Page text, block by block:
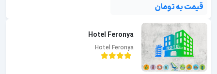
قیمت به تومان
Hotel Feronya
Hotel Feronya